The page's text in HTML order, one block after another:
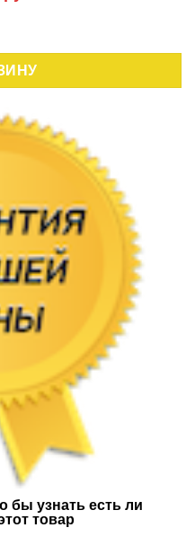
,20 руб..
накладной Ambrella Xs1102
бы узнать есть ли
товар